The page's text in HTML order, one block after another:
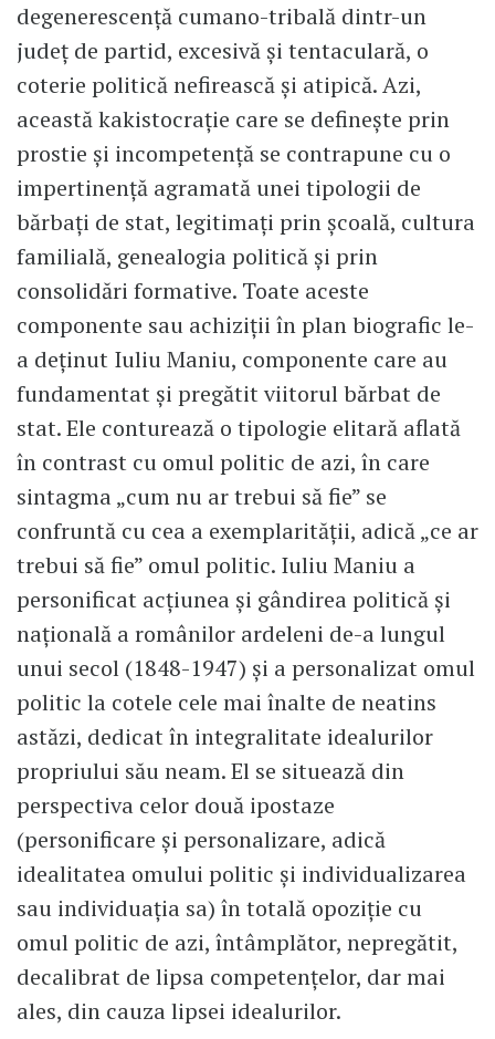
degenerescență cumano-tribală dintr-un
județ de partid, excesivă și tentaculară, o
coterie politică nefirească și atipică. Azi,
această kakistocrație care se definește prin
prostie și incompetență se contrapune cu o
impertinență agramată unei tipologii de
bărbați de stat, legitimați prin școală, cultura
familială, genealogia politică și prin
consolidări formative. Toate aceste
componente sau achiziții în plan biografic le-
a deținut Iuliu Maniu, componente care au
fundamentat și pregătit viitorul bărbat de
stat. Ele conturează o tipologie elitară aflată
în contrast cu omul politic de azi, în care
sintagma „cum nu ar trebui să fie” se
confruntă cu cea a exemplarității, adică „ce ar
trebui să fie” omul politic. Iuliu Maniu a
personificat acțiunea și gândirea politică și
națională a românilor ardeleni de-a lungul
unui secol (1848-1947) și a personalizat omul
politic la cotele cele mai înalte de neatins
astăzi, dedicat în integralitate idealurilor
propriului său neam. El se situează din
perspectiva celor două ipostaze
(personificare și personalizare, adică
idealitatea omului politic și individualizarea
sau individuația sa) în totală opoziție cu
omul politic de azi, întâmplător, nepregătit,
decalibrat de lipsa competențelor, dar mai
ales, din cauza lipsei idealurilor.